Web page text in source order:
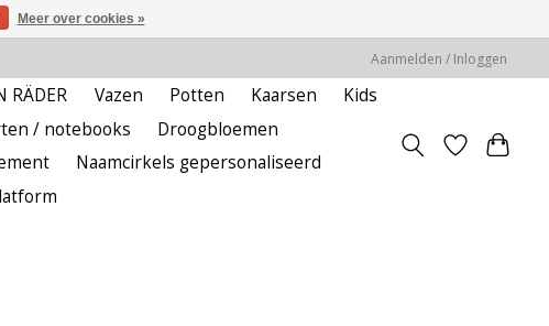
Aanmelden / Inloggen
RÄDER Vazen Potten Kaarsen
Kids
/ notebooks
Droogbloemen
Naamcirkels gepersonaliseerd
Meer over cookies »